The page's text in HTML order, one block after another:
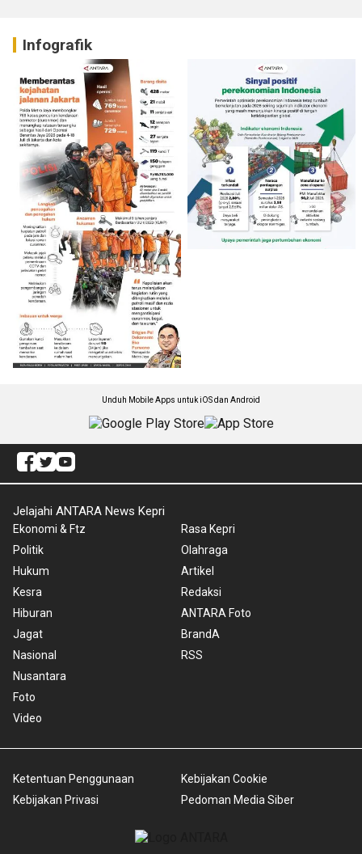
Infografik
Unduh Mobile Apps untuk iOS dan Android
Jelajahi ANTARA News Kepri
Ekonomi & Ftz
Politik
Hukum
Kesra
Hiburan
Jagat
Nasional
Nusantara
Foto
Video
Rasa Kepri
Olahraga
Artikel
Redaksi
ANTARA Foto
BrandA
RSS
Ketentuan Penggunaan
Kebijakan Privasi
Kebijakan Cookie
Pedoman Media Siber